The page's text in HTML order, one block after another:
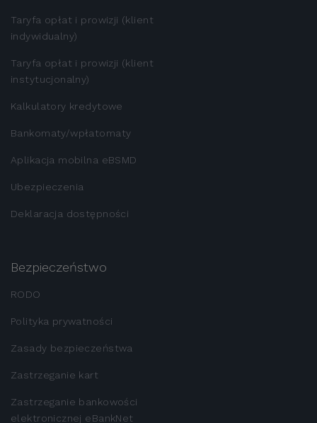
Taryfa opłat i prowizji (klient
indywidualny)
Taryfa opłat i prowizji (klient
instytucjonalny)
Kalkulatory kredytowe
Bankomaty/wpłatomaty
Aplikacja mobilna eBSMD
Ubezpieczenia
Deklaracja dostępności
Bezpieczeństwo
RODO
Polityka prywatności
Zasady bezpieczeństwa
Zastrzeganie kart
Zastrzeganie bankowości
elektronicznej eBankNet